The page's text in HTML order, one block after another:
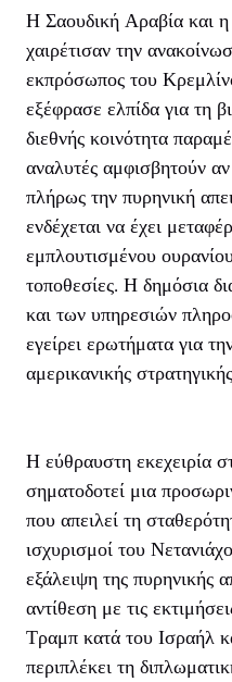
Η Σαουδική Αραβία και
χαιρέτισαν την
εκπρόσωπος του
εξέφρασε ελπίδα για τη
διεθνής κοινότητα
αναλυτές αμφισβητούν
πλήρως την πυρηνική
ενδέχεται να έχει
εμπλουτισμένου
τοποθεσίες. Η δημόσια
και των υπηρεσιών
εγείρει ερωτήματα για
αμερικανικής
Η εύθραυστη εκεχειρία
σηματοδοτεί μια
που απειλεί τη
ισχυρισμοί του
εξάλειψη της πυρηνικής
αντίθεση με τις
Τραμπ κατά του Ισραήλ
περιπλέκει τη